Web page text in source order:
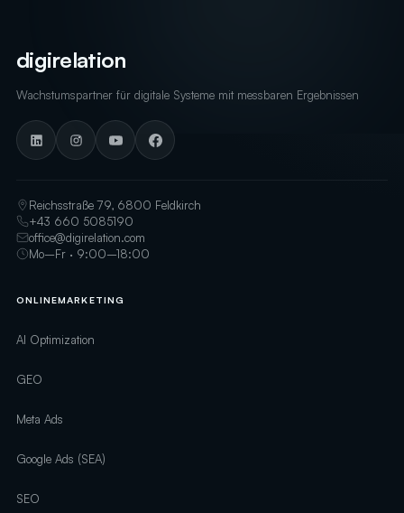
digirelation
Wachstumspartner für digitale Systeme mit messbaren Ergebnissen
Reichsstraße 79, 6800 Feldkirch
+43 660 5085190
office@digirelation.com
Mo–Fr · 9:00–18:00
ONLINEMARKETING
AI Optimization
GEO
Meta Ads
Google Ads (SEA)
SEO